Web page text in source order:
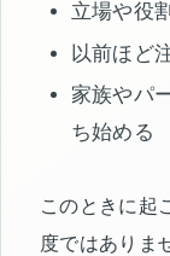
立場や役
以前ほど
家族やパ
ち始める
このときに起
度ではありま